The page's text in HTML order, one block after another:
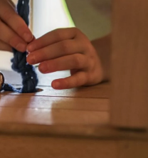
Gefällt Ihnen diese